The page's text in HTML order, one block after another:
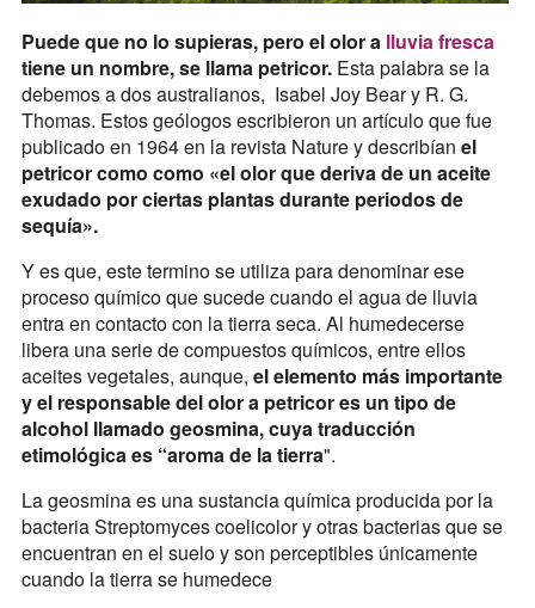
Puede que no lo supieras, pero el olor a lluvia fresca
tiene un nombre, se llama petricor.Esta palabra se la
debemos a dos australianos, Isabel Joy Bear y R. G.
Thomas. Estos geólogos escribieron un artículo que fue
publicado en 1964 en la revista Nature y describían el
petricor como como «el olor que deriva de un aceite
exudado por ciertas plantas durante periodos de
sequía».
Y es que, este termino se utiliza para denominar ese
proceso químico que sucede cuando el agua de lluvia
entra en contacto con la tierra seca. Al humedecerse
libera una serie de compuestos químicos, entre ellos
aceites vegetales, aunque, el elemento más importante
y el responsable del olor a petricor es un tipo de
alcohol llamado geosmina, cuya traducción
etimológica es “aroma de la tierra".
La geosmina es una sustancia química producida por la
bacteria Streptomyces coelicolor y otras bacterias que se
encuentran en el suelo y son perceptibles únicamente
cuando la tierra se humedece